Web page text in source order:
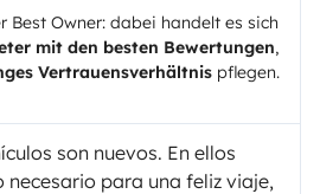
Best Owner: dabei handelt es sich
mit den besten Bewertungen,
Vertrauensverhältnis pflegen.
son nuevos. En ellos
para una feliz viaje,